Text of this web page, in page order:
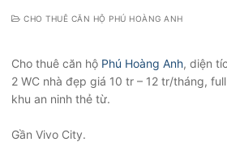
CHO THUÊ CĂN HỘ PHÚ HOÀNG ANH
Cho thuê căn hộ Phú Hoàng Anh, diện
2 WC nhà đẹp giá 10 tr – 12 tr/tháng,
khu an ninh thẻ từ.
Gần Vivo City.